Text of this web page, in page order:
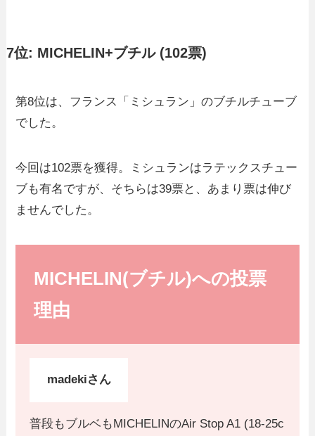
7位: MICHELIN+ブチル (102票)
第8位は、フランス「ミシュラン」のブチルチューブ
でした。
今回は102票を獲得。ミシュランはラテックスチュー
ブも有名ですが、そちらは39票と、あまり票は伸び
ませんでした。
MICHELIN(ブチル)への投票
理由
madekiさん
普段もブルベもMICHELINのAir Stop A1 (18-25c